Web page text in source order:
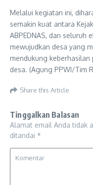
Melalui kegiatan ini,
semakin kuat antara
ABPEDNAS, dan seluruh
mewujudkan desa yang
mendukung
desa. (Agung PPWI/Tim
Share this Article
Tinggalkan Balasan
Alamat email Anda tidak
ditandai *